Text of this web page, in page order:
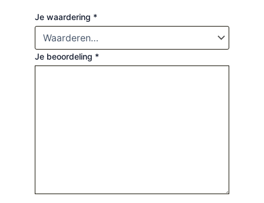
Je waardering *
Je beoordeling *